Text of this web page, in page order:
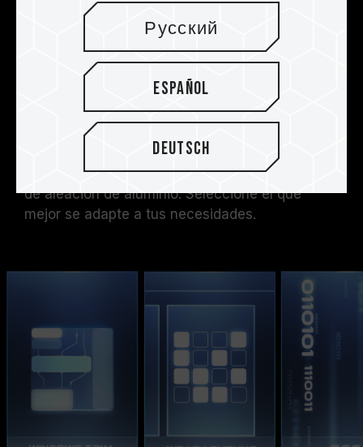
Diferentes módulos de disipación
de calor para diferentes
necesidades
Los SSD ofrecen dos módulos de disipación de
calor que cumplen con las regulaciones de
disipadores de calor de la consola PS5: los
disipadores de calor de grafeno ultrafinos
patentados y los nuevos disipadores de calor
de aleación de aluminio. Seleccione el que
mejor se adapte a tus necesidades.
Русский
Español
Deutsch